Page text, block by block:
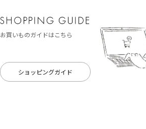
お買いものガイドはこちら
ショッピングガイド